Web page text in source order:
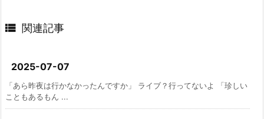
 関連記事
2025-07-07
「あら昨夜は行かなかったんですか」 ライブ？行ってないよ 「珍しい
こともあるもん ...